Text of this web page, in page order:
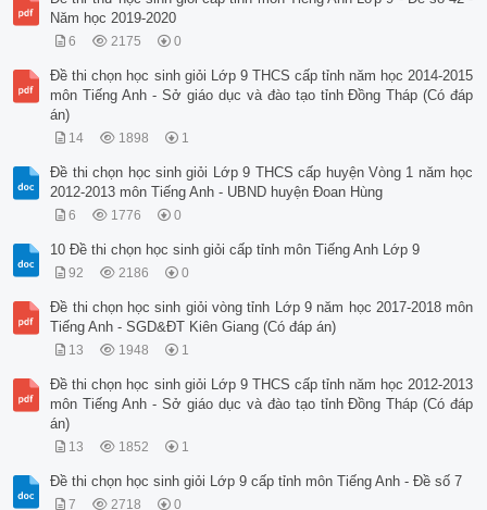
Năm học 2019-2020
6 2175 0
Đề thi chọn học sinh giỏi Lớp 9 THCS cấp tỉnh năm học 2014-2015
môn Tiếng Anh - Sở giáo dục và đào tạo tỉnh Đồng Tháp (Có đáp
án)
14 1898 1
Đề thi chọn học sinh giỏi Lớp 9 THCS cấp huyện Vòng 1 năm học
2012-2013 môn Tiếng Anh - UBND huyện Đoan Hùng
6 1776 0
10 Đề thi chọn học sinh giỏi cấp tỉnh môn Tiếng Anh Lớp 9
92 2186 0
Đề thi chọn học sinh giỏi vòng tỉnh Lớp 9 năm học 2017-2018 môn
Tiếng Anh - SGD&ĐT Kiên Giang (Có đáp án)
13 1948 1
Đề thi chọn học sinh giỏi Lớp 9 THCS cấp tỉnh năm học 2012-2013
môn Tiếng Anh - Sở giáo dục và đào tạo tỉnh Đồng Tháp (Có đáp
án)
13 1852 1
Đề thi chọn học sinh giỏi Lớp 9 cấp tỉnh môn Tiếng Anh - Đề số 7
7 2718 0